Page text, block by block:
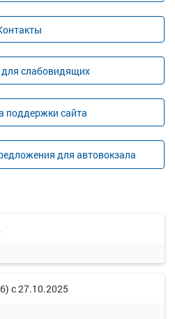
для слабовидящих
поддержки сайта
для автовокзала
с 27.10.2025